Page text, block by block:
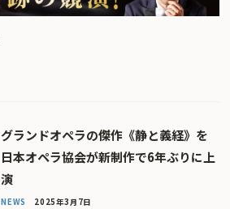
グランドオペラの傑作《静と義経》を
日本オペラ協会が新制作で6年ぶりに上
演
NEWS 2025年3月7日